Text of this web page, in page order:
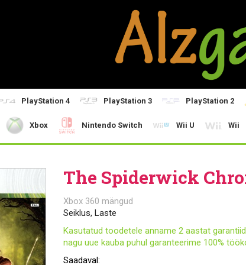
PlayStation 4 PlayStation 3 PlayStation 2
Xbox Nintendo Switch Wii U Wii
The Spiderwick
Xbox 360 mängud
Seiklus, Laste
Kasutatud toodetele anname 2 aastat
nagu uue kauba puhul garanteerime 100%
Saadaval: